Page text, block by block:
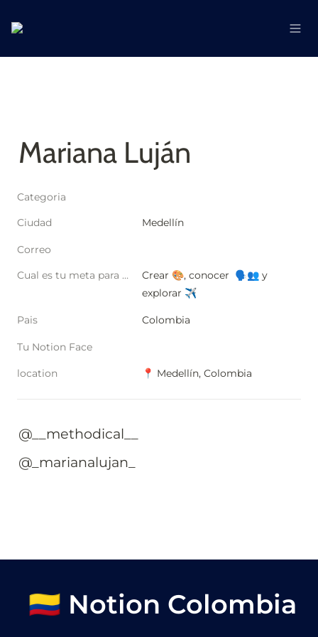
Mariana Luján
Categoria
Ciudad
Medellín
Correo
Cual es tu meta para este año?
Crear 🎨, conocer  🗣️👥 y
explorar ✈️
Pais Colombia
Tu Notion Face
location 📍 Medellín, Colombia
@__methodical__
@_marianalujan_
🇨🇴 Notion Colombia